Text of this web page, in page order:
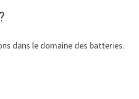
dans le domaine des batteries.